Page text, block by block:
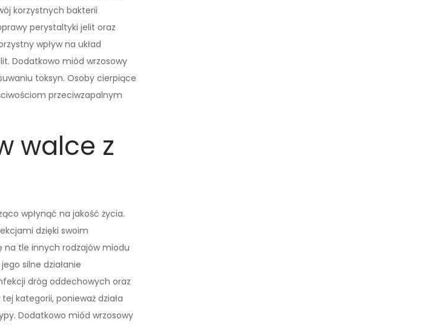
korzystnych bakterii
perystaltyki jelit oraz
wpływ na układ
Dodatkowo miód wrzosowy
toksyn. Osoby cierpiące
przeciwzapalnym
walce z
wpłynąć na jakość życia.
dzięki swoim
na tle innych rodzajów miodu
silne działanie
dróg oddechowych oraz
kategorii, ponieważ działa
Dodatkowo miód wrzosowy